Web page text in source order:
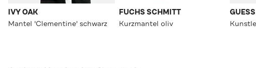
IVY OAK
Mantel 'Clementine' schwarz
FUCHS SCHMITT
Kurzmantel oliv
GUESS